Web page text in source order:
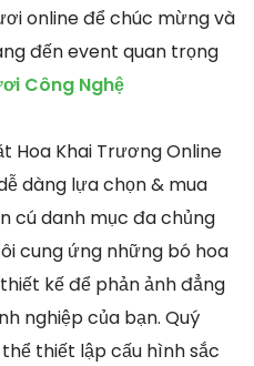
online để chúc mừng và
đến event quan trọng
Công Nghệ
Hoa Khai Trương Online
dàng lựa chọn & mua
cú danh mục đa chủng
cung ứng những bó hoa
kế để phản ảnh đẳng
nghiệp của bạn. Quý
thiết lập cấu hình sắc